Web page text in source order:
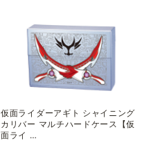
仮面ライダーアギト シャイニング
カリバー マルチハードケース【仮
面ライ …